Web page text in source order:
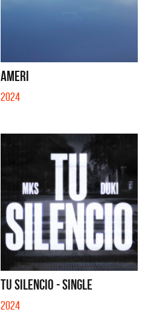
AMERI
2024
TU SILENCIO - SINGLE
2024